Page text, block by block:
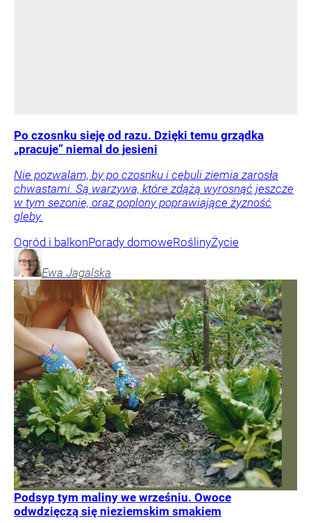
Po czosnku sieję od razu. Dzięki temu grządka
„pracuje” niemal do jesieni
Nie pozwalam, by po czosnku i cebuli ziemia zarosła
chwastami. Są warzywa, które zdążą wyrosnąć jeszcze
w tym sezonie, oraz poplony poprawiające żyzność
gleby.
Ogród i balkonPorady domoweRoślinyŻycie
Ewa Jagalska
Podsyp tym maliny we wrześniu. Owoce
odwdzięczą się nieziemskim smakiem